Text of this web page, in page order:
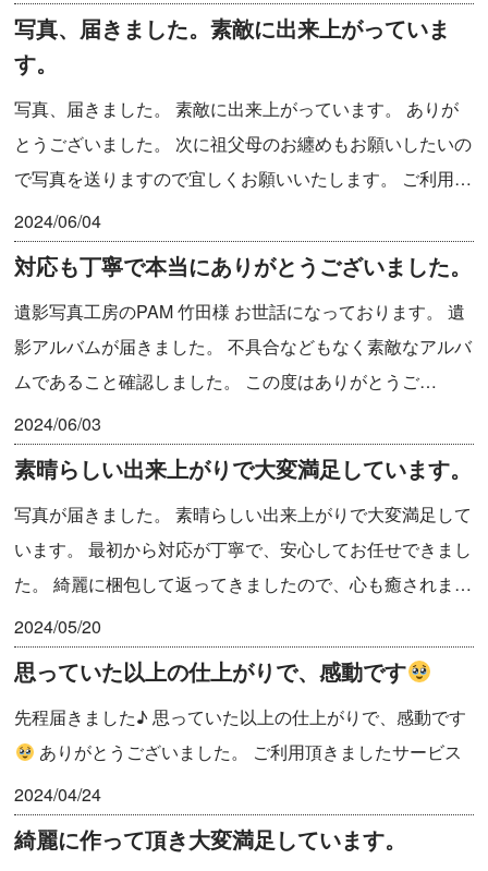
写真、届きました。素敵に出来上がっていま
す。
写真、届きました。 素敵に出来上がっています。 ありが
とうございました。 次に祖父母のお纏めもお願いしたいの
で写真を送りますので宜しくお願いいたします。 ご利用…
2024/06/04
対応も丁寧で本当にありがとうございました。
遺影写真工房のPAM 竹田様 お世話になっております。 遺
影アルバムが届きました。 不具合などもなく素敵なアルバ
ムであること確認しました。 この度はありがとうご…
2024/06/03
素晴らしい出来上がりで大変満足しています。
写真が届きました。 素晴らしい出来上がりで大変満足して
います。 最初から対応が丁寧で、安心してお任せできまし
た。 綺麗に梱包して返ってきましたので、心も癒されま…
2024/05/20
思っていた以上の仕上がりで、感動です
先程届きました♪ 思っていた以上の仕上がりで、感動です
ありがとうございました。 ご利用頂きましたサービス
2024/04/24
綺麗に作って頂き大変満足しています。